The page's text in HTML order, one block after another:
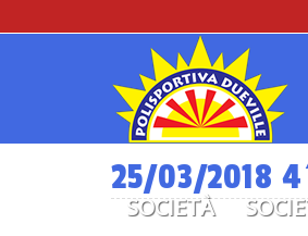
SOCIETÀ
25/03/2018